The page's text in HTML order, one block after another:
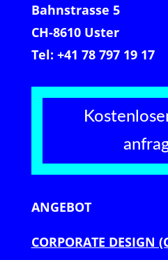
Bahnstrasse 5
CH-8610 Uster
Tel: +41 78 797 19 17
ANGEBOT
CORPORATE DESIGN